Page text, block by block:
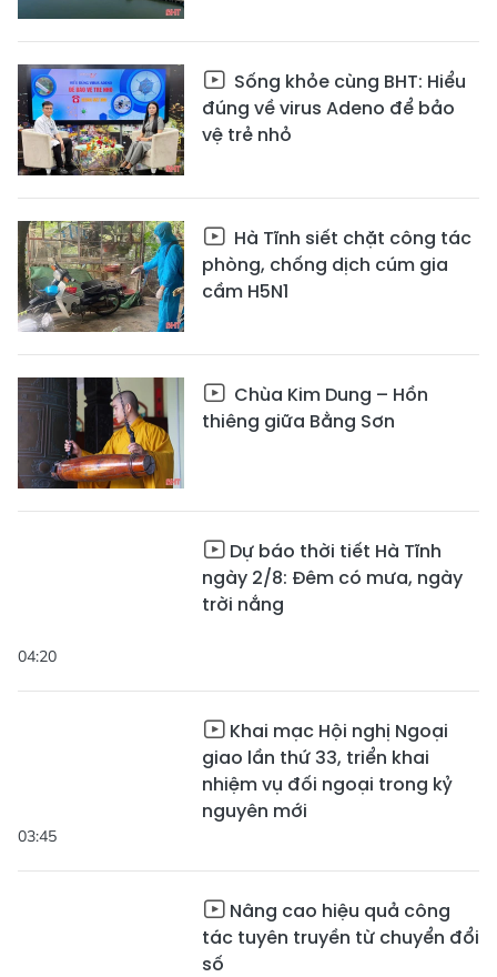
Sống khỏe cùng BHT: Hiểu
đúng về virus Adeno để bảo
vệ trẻ nhỏ
Hà Tĩnh siết chặt công tác
phòng, chống dịch cúm gia
cầm H5N1
Chùa Kim Dung – Hồn
thiêng giữa Bằng Sơn
04:20
Dự báo thời tiết Hà Tĩnh
ngày 2/8: Đêm có mưa, ngày
trời nắng
03:45
Khai mạc Hội nghị Ngoại
giao lần thứ 33, triển khai
nhiệm vụ đối ngoại trong kỷ
nguyên mới
Nâng cao hiệu quả công
tác tuyên truyền từ chuyển đổi
số